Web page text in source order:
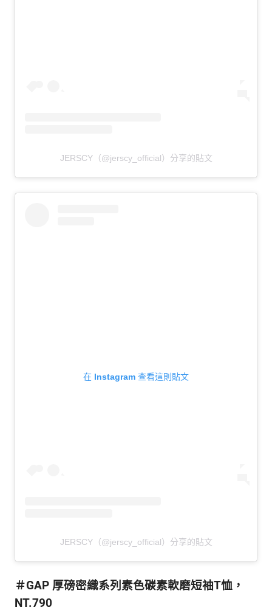
JERSCY（@jerscy_official）分享的貼文
在 Instagram 查看這則貼文
JERSCY（@jerscy_official）分享的貼文
＃GAP 厚磅密織系列素色碳素軟磨短袖T恤，
NT.790